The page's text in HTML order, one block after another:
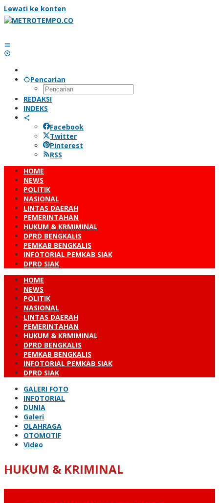
Lewati ke konten
Pencarian
REDAKSI
INDEKS
Facebook
Twitter
Pinterest
RSS
HOME
NEWS
POLITIK
NASIONAL
LINTAS DAERAH
PEMERINTAHAN
HUKUM & KRMIMINAL
DPRD BENGKALIS
PEMKAB BENGKALIS
INFOTORIAL PEMKAB SIAK
DPRD SIAK
HOME
NEWS
POLITIK
NASIONAL
LINTAS DAERAH
PEMERINTAHAN
HUKUM & KRMIMINAL
DPRD BENGKALIS
PEMKAB BENGKALIS
INFOTORIAL PEMKAB SIAK
DPRD SIAK
GALERI FOTO
INFOTORIAL
DUNIA
Galeri
OLAHRAGA
OTOMOTIF
Video
HUKUM & KRIMINAL